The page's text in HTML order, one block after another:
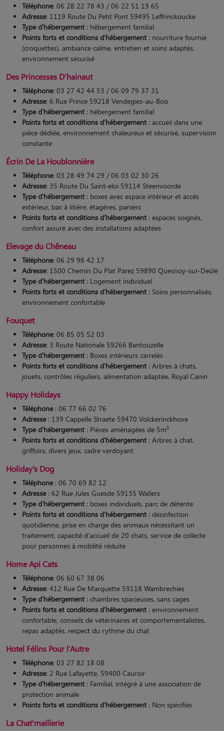
Téléphone: 06 28 22 78 43 / 06 22 51 19 65
Adresse: 1119 Route Du Petit Pont 59495 Leffrinckoucke
Type d'hébergement : hébergement familial
Points forts et conditions d’hébergement : nourriture fournie
(croquettes), ambiance calme, entretien et soins adaptés,
environnement sécurisé
Des Princesses D'hainaut
Téléphone: 03 27 42 44 53 / 06 09 79 37 31
Adresse: 6 Rue Prince 59218 Vendegies-au-Bois
Type d'hébergement : hébergement familial
Points forts et conditions d’hébergement : accueil dans une
pièce dédiée, environnement chaleureux et sécurisé, supervision
constante
Écrin De La Houblonnière
Téléphone: 03 28 49 74 29 / 06 03 02 30 26
Adresse: 35 Route Du Saint-eloi 59114 Steenvoorde
Type d'hébergement : boxes avec espace intérieur et accès
extérieur, bac à litière, étagères, paniers
Points forts et conditions d’hébergement : espaces soignés,
confort assuré avec des installations adaptées​
Elevage du Chêneau
Téléphone: 06 29 98 42 17
Adresse: 1500 Chemin Du Plat Parez 59890 Quesnoy-sur-Deûle
Type d'hébergement : Logement individuel
Points forts et conditions d’hébergement : Soins personnalisés,
environnement confortable
Fouquet
Téléphone: 06 85 05 52 03
Adresse: 3 Route Nationale 59266 Bantouzelle
Type d'hébergement : Boxes intérieurs carrelés
Points forts et conditions d’hébergement : Arbres à chats,
jouets, contrôles réguliers, alimentation adaptée, Royal Canin​
Happy Holidays
Téléphone: 06 77 66 02 76
Adresse: 139 Cappelle Straete 59470 Volckerinckhove
Type d'hébergement : Pièces aménagées de 5m²
Points forts et conditions d’hébergement : Arbres à chat,
griffoirs, divers jeux, cadre verdoyant​
Holiday's Dog
Téléphone: 06 70 69 82 12
Adresse: 62 Rue Jules Guesde 59135 Wallers
Type d'hébergement : boxes individuels, parc de détente
Points forts et conditions d’hébergement : désinfection
quotidienne, prise en charge des animaux nécessitant un
traitement, capacité d'accueil de 20 chats, service de collecte
pour personnes à mobilité réduite​
Home Api Cats
Téléphone: 06 60 67 38 06
Adresse: 412 Rue De Marquette 59118 Wambrechies
Type d'hébergement : chambres spacieuses, sans cages
Points forts et conditions d’hébergement : environnement
confortable, conseils de vétérinaires et comportementalistes,
repas adaptés, respect du rythme du chat​
Hotel Félins Pour l’Autre
Téléphone: 03 27 82 18 08
Adresse: 2 Rue Lafayette, 59400 Cauroir
Type d'hébergement : Familial, intégré à une association de
protection animale
Points forts et conditions d’hébergement : Non spécifiés
La Chat'maillerie